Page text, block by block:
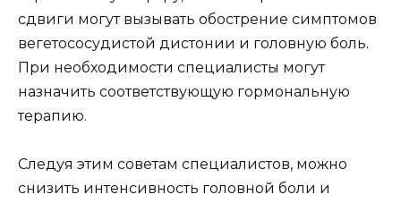
сдвиги могут вызывать обострение симптомов
вегетососудистой дистонии и головную боль.
При необходимости специалисты могут
назначить соответствующую гормональную
терапию.
Следуя этим советам специалистов, можно
снизить интенсивность головной боли и